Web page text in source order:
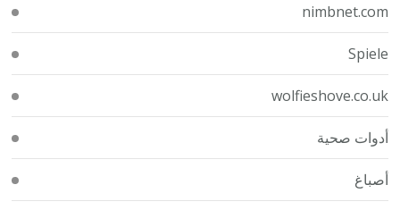
nimbnet.com
Spiele
wolfieshove.co.uk
أدوات صحية
أصباغ